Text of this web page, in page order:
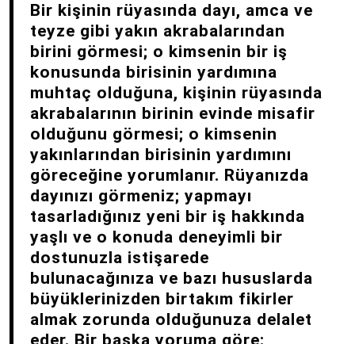
Bir kişinin rüyasında dayı, amca ve
teyze gibi yakın akrabalarından
birini görmesi; o kimsenin bir iş
konusunda birisinin yardımına
muhtaç olduğuna, kişinin rüyasında
akrabalarının birinin evinde misafir
olduğunu görmesi; o kimsenin
yakınlarından birisinin yardımını
göreceğine yorumlanır. Rüyanızda
dayınızı görmeniz; yapmayı
tasarladığınız yeni bir iş hakkında
yaşlı ve o konuda deneyimli bir
dostunuzla istişarede
bulunacağınıza ve bazı hususlarda
büyüklerinizden birtakım fikirler
almak zorunda olduğunuza delalet
eder. Bir başka yoruma göre: